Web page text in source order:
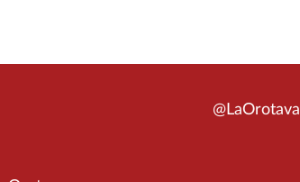
@LaOrotava